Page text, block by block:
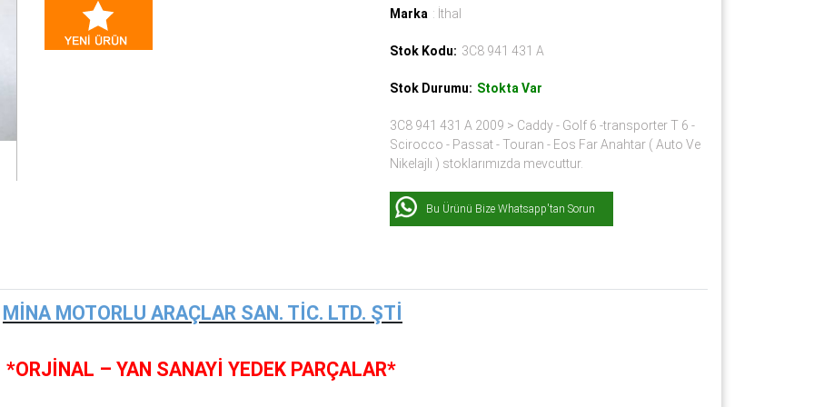
Marka : İthal
Stok Kodu: 3C8 941 431 A
Stok Durumu: Stokta Var
3C8 941 431 A 2009 > Caddy - Golf 6 -transporter T 6 -
Scirocco - Passat - Touran - Eos Far Anahtar ( Auto Ve
Nikelajlı ) stoklarımızda mevcuttur.
Bu Ürünü Bize Whatsapp'tan Sorun
MİNA MOTORLU ARAÇLAR SAN. TİC. LTD. ŞTİ
*ORJİNAL – YAN SANAYİ YEDEK PARÇALAR*